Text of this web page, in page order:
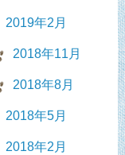
2019年2月
2018年11月
2018年8月
2018年5月
2018年2月